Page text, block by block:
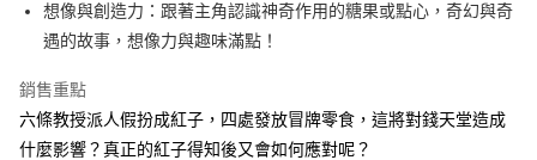
運送方式
每筆NT$50，滿NT$499(含以上)免運費
付款後全家取貨
想像與創造力：跟著主角認識神奇作用的糖果或點心，奇幻與奇
遇的故事，想像力與趣味滿點！
銷售重點
六條教授派人假扮成紅子，四處發放冒牌零食，這將對錢天堂造成
什麼影響？真正的紅子得知後又會如何應對呢？